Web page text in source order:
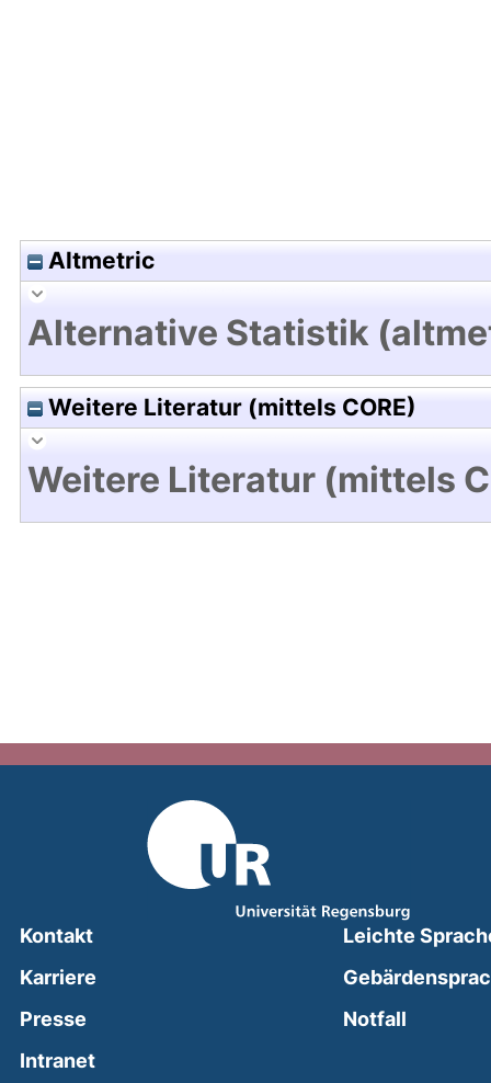
Altmetric
Alternative Statistik
Weitere Literatur (mittels CORE)
Weitere Literatur (mittels
Kontakt
Karriere
Presse
Intranet(external link, opens in a new window)
Leichte
Notfall